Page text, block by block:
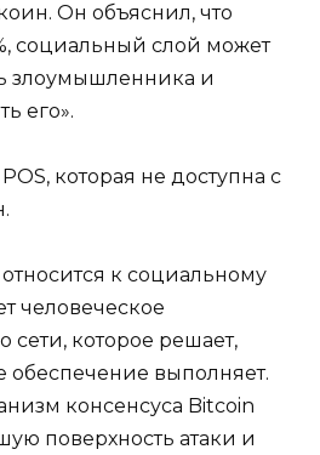
Он объяснил, что
социальный слой может
злоумышленника и
его».
которая не доступна с
к социальному
человеческое
сети, которое решает,
обеспечение выполняет.
консенсуса Bitcoin
поверхность атаки и